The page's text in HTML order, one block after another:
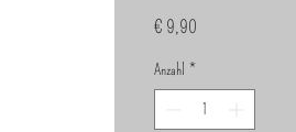
€ 9,90
Anzahl *